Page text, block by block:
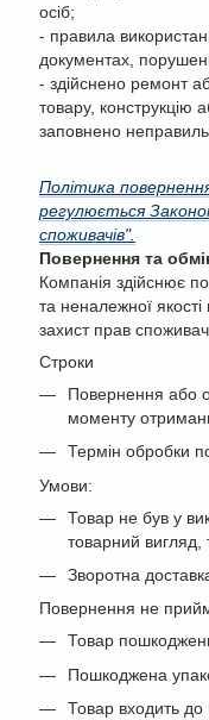
осіб;
- правила
документах,
- здійснено ремонт
товару, конструкцію
заповнено
Політика
регулюється
споживачів".
Повернення та
Компанія здійснює
та неналежної
захист прав
Строки
Повернення або
моменту
Термін обробки
Умови:
Товар не був у
товарний вигляд,
Зворотна
Повернення не
Товар
Пошкоджена
Товар входить до